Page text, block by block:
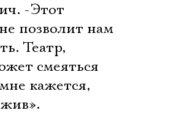
-Этот
позволит нам
Театр,
смеяться
кажется,